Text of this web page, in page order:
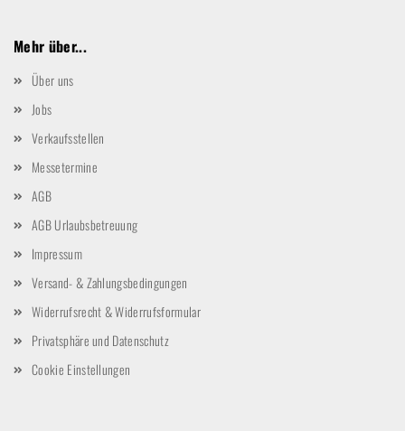
Mehr über...
Über uns
Jobs
Verkaufsstellen
Messetermine
AGB
AGB Urlaubsbetreuung
Impressum
Versand- & Zahlungsbedingungen
Widerrufsrecht & Widerrufsformular
Privatsphäre und Datenschutz
Cookie Einstellungen